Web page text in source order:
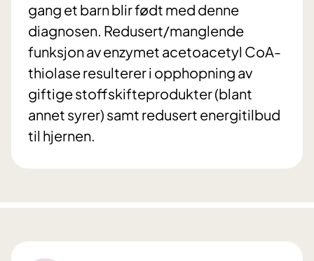
gang et barn blir født med denne
diagnosen. Redusert/manglende
funksjon av enzymet acetoacetyl CoA-
thiolase resulterer i opphopning av
giftige stoffskifteprodukter (blant
annet syrer) samt redusert energitilbud
til hjernen.